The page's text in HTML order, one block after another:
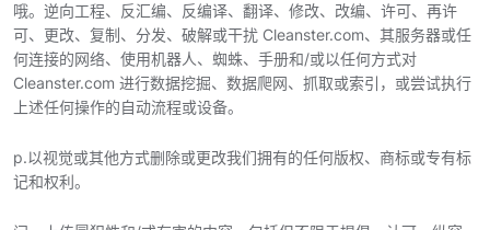
哦。逆向工程、反汇编、反编译、翻译、修改、改编、许可、再许
可、更改、复制、分发、破解或干扰 Cleanster.com、其服务器或任
何连接的网络、使用机器人、蜘蛛、手册和/或以任何方式对
Cleanster.com 进行数据挖掘、数据爬网、抓取或索引，或尝试执行
上述任何操作的自动流程或设备。
p.以视觉或其他方式删除或更改我们拥有的任何版权、商标或专有标
记和权利。